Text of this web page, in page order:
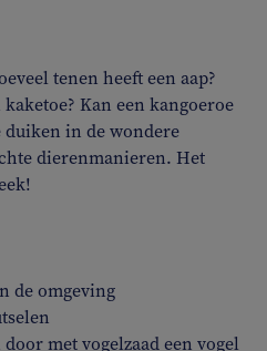
tenen heeft een aap?
Kan een kangoeroe
duiken in de wondere
dierenmanieren. Het
de omgeving
met vogelzaad een vogel